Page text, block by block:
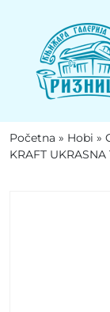
Početna » Hobi »
KRAFT